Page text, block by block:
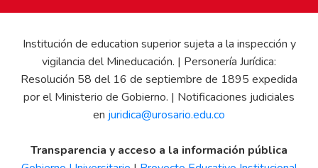
Institución de education superior sujeta a la inspección y
vigilancia del Mineducación. | Personería Jurídica:
Resolución 58 del 16 de septiembre de 1895 expedida
por el Ministerio de Gobierno. | Notificaciones judiciales
en juridica@urosario.edu.co
Transparencia y acceso a la información pública